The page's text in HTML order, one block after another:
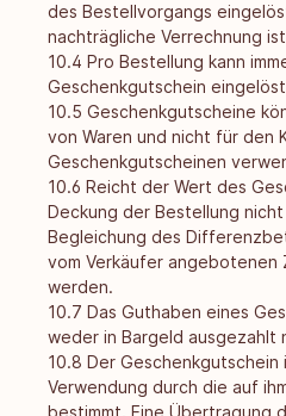
des Bestellvorgangs
nachträgliche Verrechnung
10.4 Pro Bestellung kann
Geschenkgutschein
10.5 Geschenkgutscheine
von Waren und nicht für den
Geschenkgutscheinen
10.6 Reicht der Wert des
Deckung der Bestellung nicht
Begleichung des
vom Verkäufer angebotenen
werden.
10.7 Das Guthaben eines
weder in Bargeld ausgezahlt
10.8 Der Geschenkgutschein
Verwendung durch die auf